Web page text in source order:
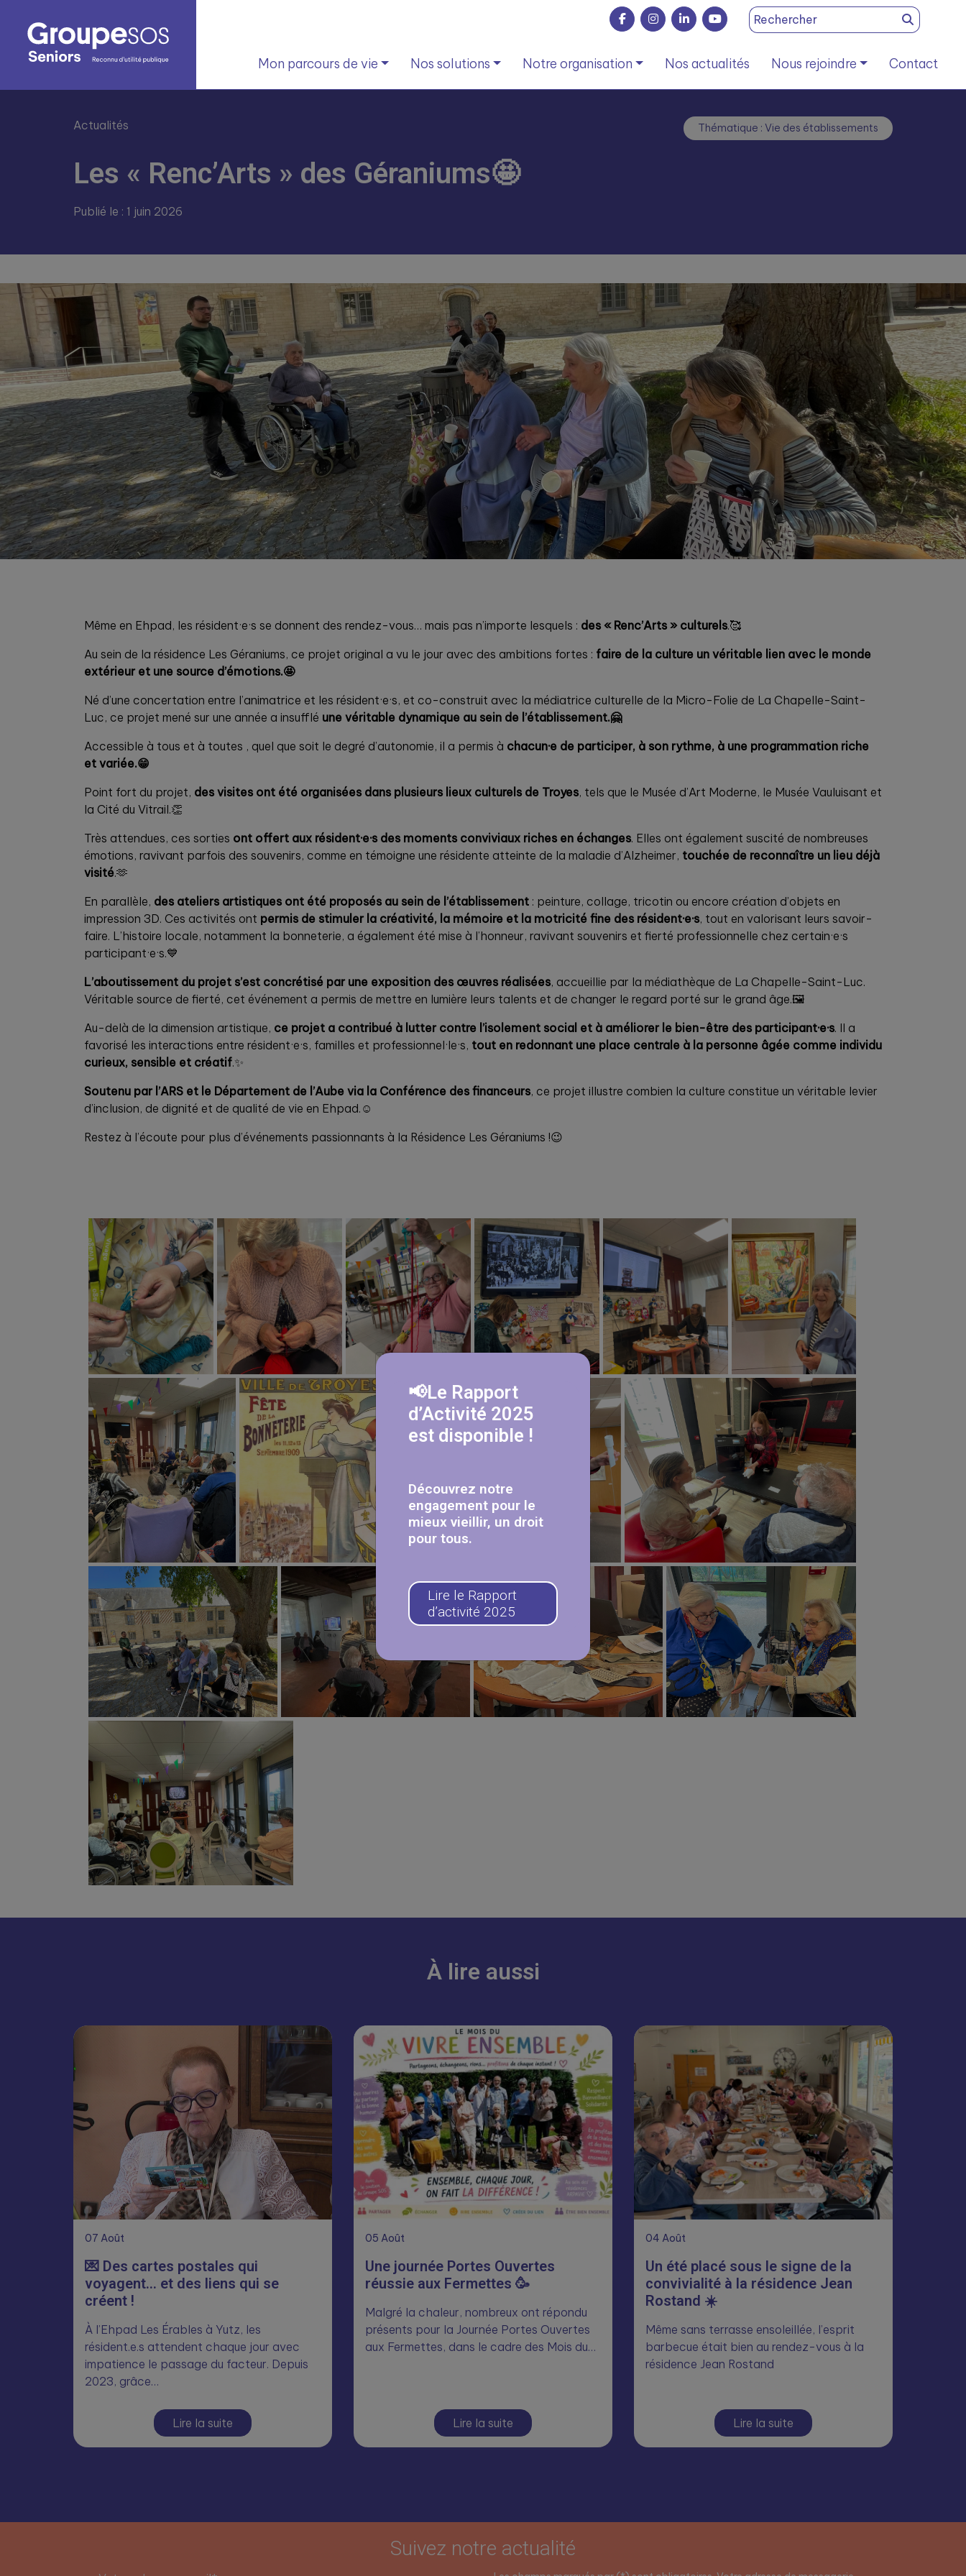
Search
for:
Mon parcours de vie Nos solutions Notre organisation Nos actualités Nous rejoindre Contact
Actualités Thématique : Vie des établissements
Les « Renc’Arts » des Géraniums🤩
Publié le : 1 juin 2026
Même en Ehpad, les résident·e·s se donnent des rendez-vous… mais pas n’importe lesquels : des « Renc’Arts » culturels.🥰
Au sein de la résidence Les Géraniums, ce projet original a vu le jour avec des ambitions fortes : faire de la culture un véritable lien avec le monde
extérieur et une source d’émotions.🤩
Né d’une concertation entre l’animatrice et les résident·e·s, et co-construit avec la médiatrice culturelle de la Micro-Folie de La Chapelle-Saint-
Luc, ce projet mené sur une année a insufflé une véritable dynamique au sein de l’établissement.🤗
Accessible à tous et à toutes , quel que soit le degré d’autonomie, il a permis à chacun·e de participer, à son rythme, à une programmation riche
et variée.😁
Point fort du projet, des visites ont été organisées dans plusieurs lieux culturels de Troyes, tels que le Musée d’Art Moderne, le Musée Vauluisant et
la Cité du Vitrail.👏
Très attendues, ces sorties ont offert aux résident·e·s des moments conviviaux riches en échanges. Elles ont également suscité de nombreuses
émotions, ravivant parfois des souvenirs, comme en témoigne une résidente atteinte de la maladie d’Alzheimer, touchée de reconnaître un lieu déjà
visité.🫶
En parallèle, des ateliers artistiques ont été proposés au sein de l’établissement : peinture, collage, tricotin ou encore création d’objets en
impression 3D. Ces activités ont permis de stimuler la créativité, la mémoire et la motricité fine des résident·e·s, tout en valorisant leurs savoir-
faire. L’histoire locale, notamment la bonneterie, a également été mise à l’honneur, ravivant souvenirs et fierté professionnelle chez certain·e·s
participant·e·s.💙
L’aboutissement du projet s’est concrétisé par une exposition des œuvres réalisées, accueillie par la médiathèque de La Chapelle-Saint-Luc.
Véritable source de fierté, cet événement a permis de mettre en lumière leurs talents et de changer le regard porté sur le grand âge.🖼️
Au-delà de la dimension artistique, ce projet a contribué à lutter contre l’isolement social et à améliorer le bien-être des participant·e·s. Il a
favorisé les interactions entre résident·e·s, familles et professionnel·le·s, tout en redonnant une place centrale à la personne âgée comme individu
curieux, sensible et créatif.✨
Soutenu par l’ARS et le Département de l’Aube via la Conférence des financeurs, ce projet illustre combien la culture constitue un véritable levier
d’inclusion, de dignité et de qualité de vie en Ehpad.☺️
Restez à l’écoute pour plus d’événements passionnants à la Résidence Les Géraniums !😉
À lire aussi
07 Août
💌 Des cartes postales qui
voyagent… et des liens qui se
créent !
À l’Ehpad Les Érables à Yutz, les
résident.e.s attendent chaque jour avec
impatience le passage du facteur. Depuis
2023, grâce…
Lire la suite
05 Août
Une journée Portes Ouvertes
réussie aux Fermettes 🥳
Malgré la chaleur, nombreux ont répondu
présents pour la Journée Portes Ouvertes
aux Fermettes, dans le cadre des Mois du…
Lire la suite
04 Août
Un été placé sous le signe de la
convivialité à la résidence Jean
Rostand ☀️
Même sans terrasse ensoleillée, l’esprit
barbecue était bien au rendez-vous à la
résidence Jean Rostand
Lire la suite
Suivez notre actualité
📢Le Rapport
d’Activité 2025
est disponible !
Découvrez notre
engagement pour le
mieux vieillir, un droit
pour tous.
Lire le Rapport
d’activité 2025